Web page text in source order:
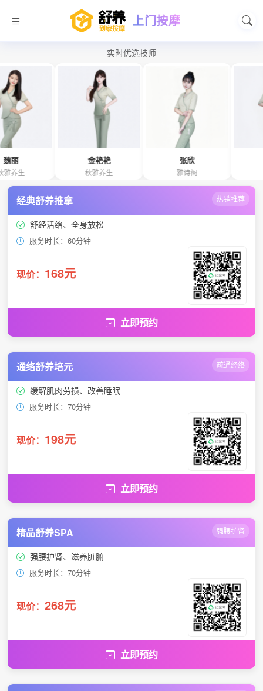
上门按摩
实时优选技师
秋雅养生
经典舒养推拿 热销推荐
舒经活络、全身放松
服务时长：60分钟
现价： 168元
立即预约
通络舒养培元 疏通经络
缓解肌肉劳损、改善睡眠
服务时长：70分钟
现价： 198元
立即预约
精品舒养SPA 强腰护肾
强腰护肾、滋养脏腑
服务时长：70分钟
现价： 268元
立即预约